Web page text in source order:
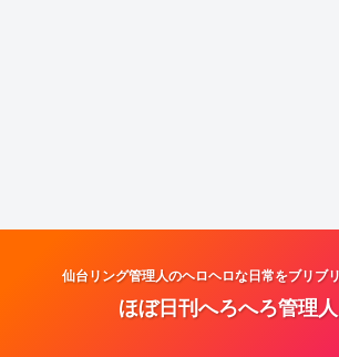
仙台リング管理人のヘロヘロな日常をブリブ
ほぼ日刊へろへろ管理